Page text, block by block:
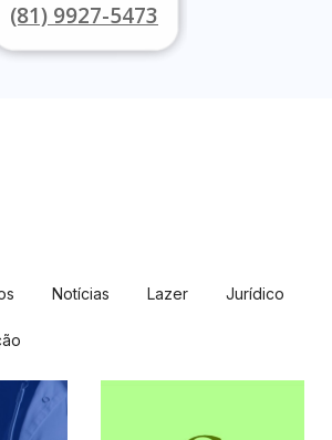
(81) 9927-5473
Notícias Lazer Jurídico